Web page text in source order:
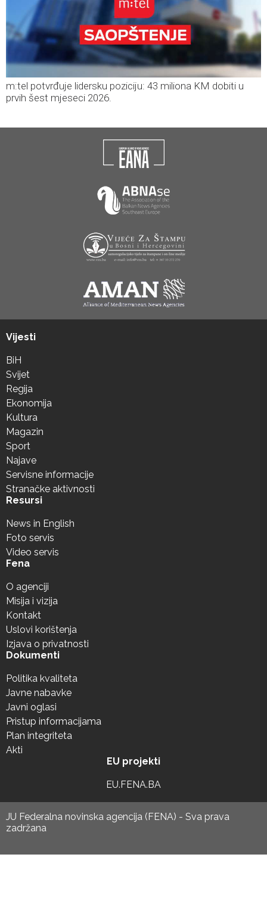
m:tel potvrđuje lidersku poziciju: 43 miliona KM dobiti u
prvih šest mjeseci 2026.
Vijesti
BiH
Svijet
Regija
Ekonomija
Kultura
Magazin
Sport
Najave
Servisne informacije
Stranačke aktivnosti
Resursi
News in English
Foto servis
Video servis
Fena
O agenciji
Misija i vizija
Kontakt
Uslovi korištenja
Izjava o privatnosti
Dokumenti
Politika kvaliteta
Javne nabavke
Javni oglasi
Pristup informacijama
Plan integriteta
Akti
EU projekti
EU.FENA.BA
JU Federalna novinska agencija (FENA) - Sva prava
zadržana